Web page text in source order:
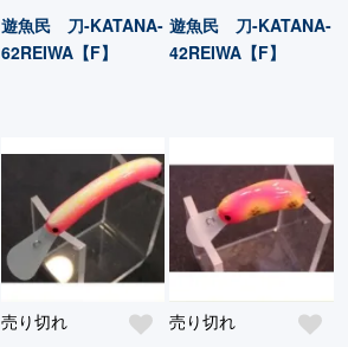
遊魚民 刀-KATANA-
62REIWA【F】
遊魚民 刀-KATANA-
42REIWA【F】
売り切れ
売り切れ